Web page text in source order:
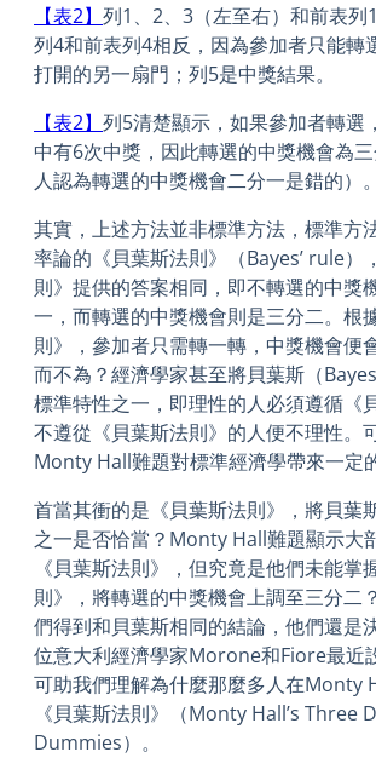
【表2】 列1、2、3（左至右）和前表列
列4和前表列4相反，因為參加者只能轉
打開的另一扇門；列5是中獎結果。
【表2】 列5清楚顯示，如果參加者轉選
中有6次中獎，因此轉選的中獎機會為
人認為轉選的中獎機會二分一是錯的）。
其實，上述方法並非標準方法，標準方
率論的《貝葉斯法則》（Bayes’ rule）
則》提供的答案相同，即不轉選的中獎
一，而轉選的中獎機會則是三分二。根
則》，參加者只需轉一轉，中獎機會便
而不為？經濟學家甚至將貝葉斯（
標準特性之一，即理性的人必須遵循《
不遵從《貝葉斯法則》的人便不理性。
Monty Hall難題對標準經濟學帶來一定
首當其衝的是《貝葉斯法則》，將貝葉
之一是否恰當？Monty Hall難題顯示大
《貝葉斯法則》，但究竟是他們未能掌
則》，將轉選的中獎機會上調至三分二
們得到和貝葉斯相同的結論，他們還是
位意大利經濟學家Morone和Fiore最近
可助我們理解為什麼那麼多人在Monty
《貝葉斯法則》（Monty Hall’s Three
Dummies）。